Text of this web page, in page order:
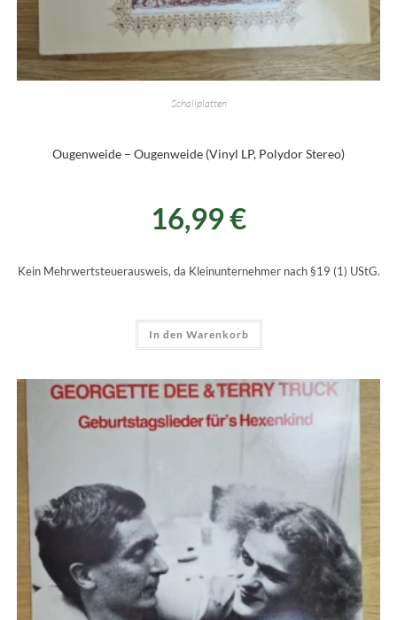
Schallplatten
Ougenweide – Ougenweide (Vinyl LP, Polydor Stereo)
16,99€
Kein Mehrwertsteuerausweis, da Kleinunternehmer nach §19 (1) UStG.
In den Warenkorb